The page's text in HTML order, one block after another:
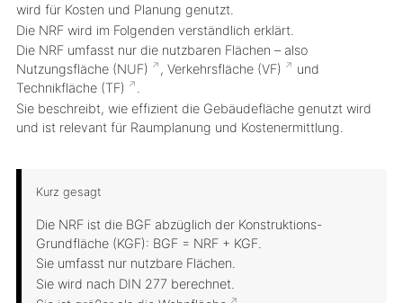
wird für Kosten und Planung genutzt.
Die NRF wird im Folgenden verständlich erklärt.
Die NRF umfasst nur die nutzbaren Flächen – also
Nutzungsfläche (NUF)
, Verkehrsfläche (VF)
und
Technikfläche (TF)
Sie beschreibt, wie effizient die Gebäudefläche genutzt wird
und ist relevant für Raumplanung und Kostenermittlung.
Kurz gesagt
Die NRF ist die BGF abzüglich der Konstruktions-
Grundfläche (KGF): BGF = NRF + KGF.
Sie umfasst nur nutzbare Flächen.
Sie wird nach DIN 277 berechnet.